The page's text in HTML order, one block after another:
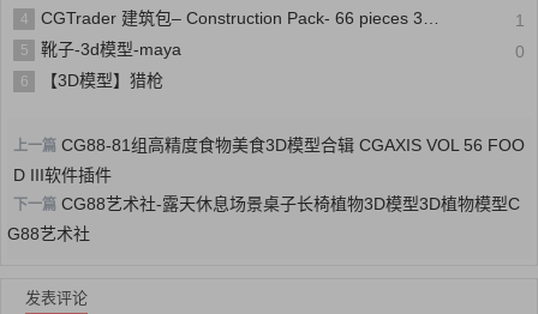
4 CGTrader 建筑包– Construction Pack- 66 pieces 3D model 1
5 靴子-3d模型-maya 0
6 【3D模型】猎枪
上一篇 CG88-81组高精度食物美食3D模型合辑 CGAXIS VOL 56 FOO
D III软件插件
下一篇 CG88艺术社-露天休息场景桌子长椅植物3D模型3D植物模型C
G88艺术社
发表评论